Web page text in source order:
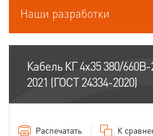
Наши разработки
Кабель КГ 4х35 380/
2021 (ГОСТ 24334-2020)
Распечатать К